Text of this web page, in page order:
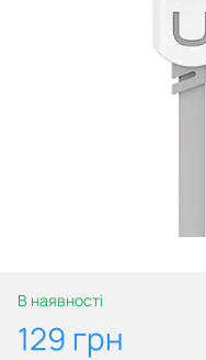
В наявності
129 грн